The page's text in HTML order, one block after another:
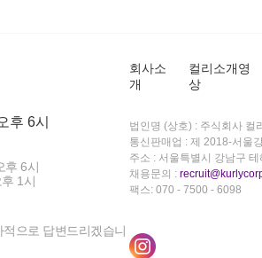
후 6시
후 6시
1시
으로 답변드리겠습니
회사소
개
컬리소개영
상
법인명 (상호) : 주식회사 컬리
통신판매업 : 제 2018-서울
주소 : 서울특별시 강남구
채용문의 :
팩스: 070 - 7500 - 6098